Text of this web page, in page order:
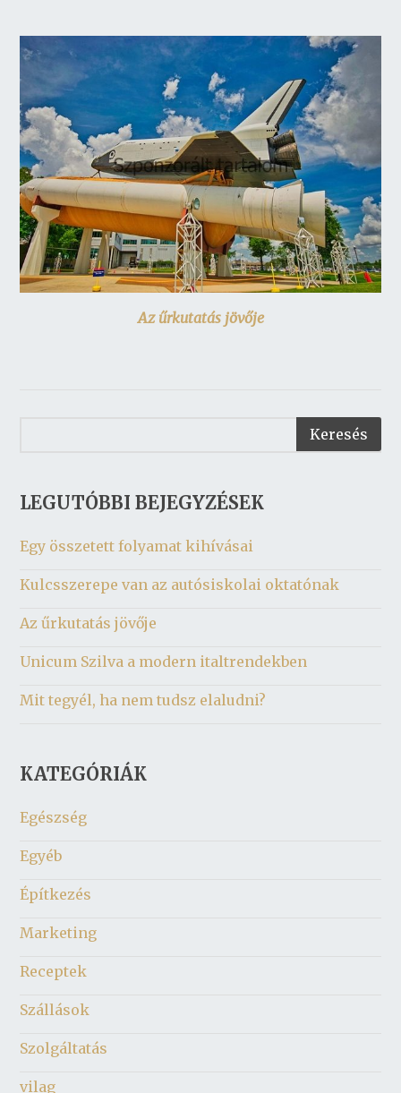
Az űrkutatás jövője
LEGUTÓBBI BEJEGYZÉSEK
Egy összetett folyamat kihívásai
Kulcsszerepe van az autósiskolai oktatónak
Az űrkutatás jövője
Unicum Szilva a modern italtrendekben
Mit tegyél, ha nem tudsz elaludni?
KATEGÓRIÁK
Egészség
Egyéb
Építkezés
Marketing
Receptek
Szállások
Szolgáltatás
vilag